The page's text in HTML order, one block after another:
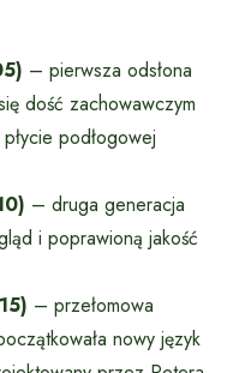
– pierwsza odsłona
dość zachowawczym
podłogowej
– druga generacja
i poprawioną jakość
– przełomowa
nowy język